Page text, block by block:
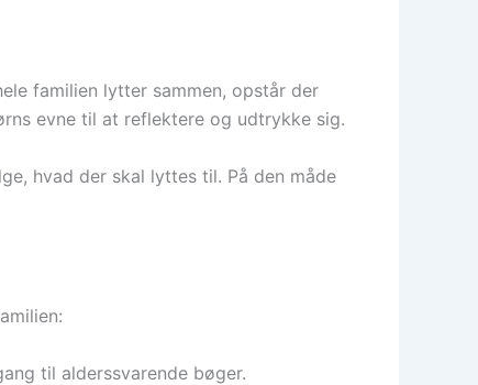
familien lytter sammen, opstår der
evne til at reflektere og udtrykke sig.
hvad der skal lyttes til. På den måde
til alderssvarende bøger.